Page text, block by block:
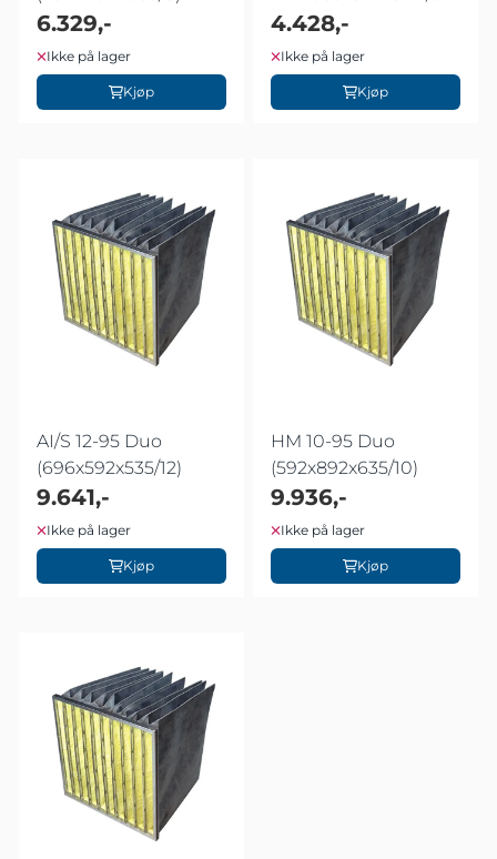
6.329,-
Ikke på lager
Kjøp
4.428,-
Ikke på lager
Kjøp
AI/S 12-95 Duo
(696x592x535/12)
9.641,-
Ikke på lager
Kjøp
HM 10-95 Duo
(592x892x635/10)
9.936,-
Ikke på lager
Kjøp